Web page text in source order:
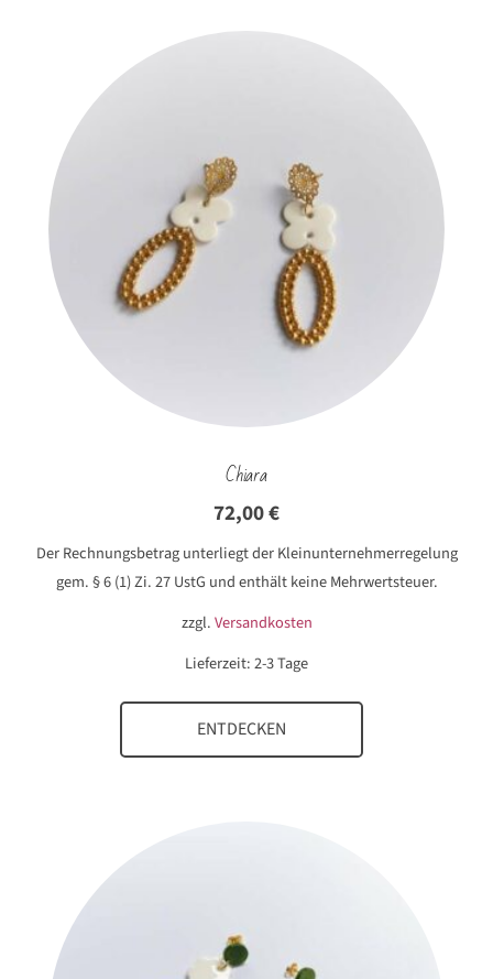
Chiara
72,00€
Der Rechnungsbetrag unterliegt der Kleinunternehmerregelung
gem. § 6 (1) Zi. 27 UstG und enthält keine Mehrwertsteuer.
zzgl.Versandkosten
Lieferzeit:2-3 Tage
ENTDECKEN